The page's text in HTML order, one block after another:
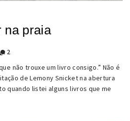
na praia
2
não trouxe um livro consigo.” Não é
de Lemony Snicket na abertura
quando listei alguns livros que me